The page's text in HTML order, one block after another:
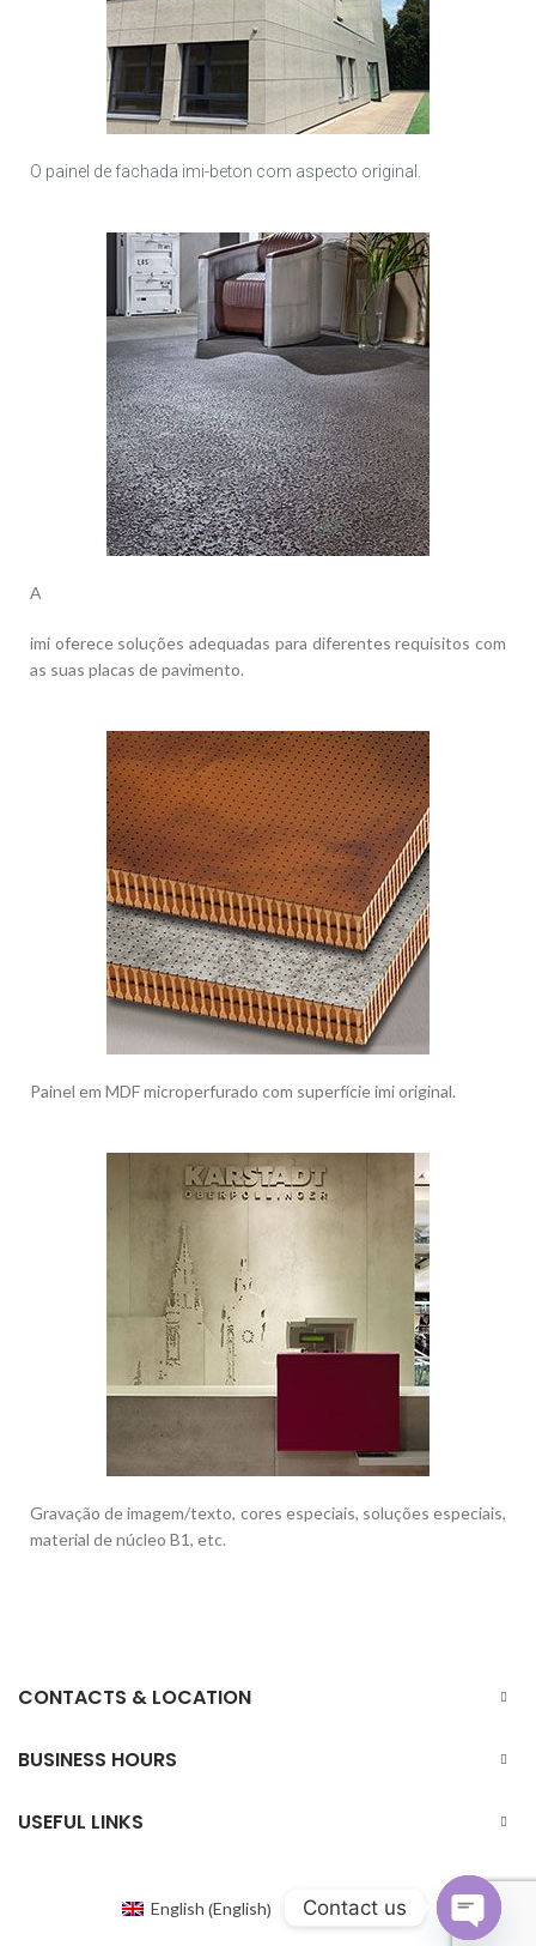
O painel de fachada imi-beton com aspecto original.
A
imi oferece soluções adequadas para diferentes requisitos com
as suas placas de pavimento.
Painel em MDF microperfurado com superfície imi original.
Gravação de imagem/texto, cores especiais, soluções especiais,
material de núcleo B1, etc.
CONTACTS & LOCATION
BUSINESS HOURS
USEFUL LINKS
English (English) Portuguese
Contact us